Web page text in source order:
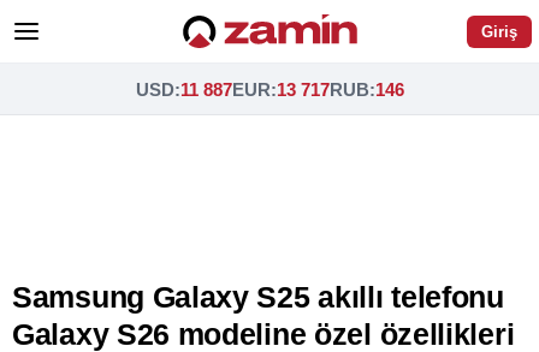
Giriş
USD:11 887EUR:13 717RUB:146
Samsung Galaxy S25 akıllı telefonu
Galaxy S26 modeline özel özellikleri